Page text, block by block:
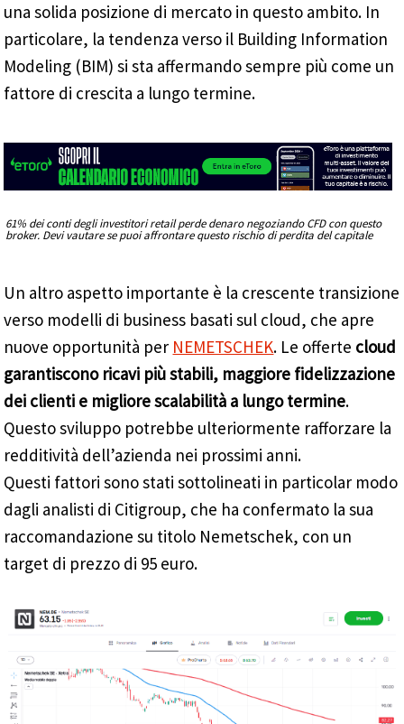
una solida posizione di mercato in questo ambito. In
particolare, la tendenza verso il Building Information
Modeling (BIM) si sta affermando sempre più come un
fattore di crescita a lungo termine.
61% dei conti degli investitori retail perde denaro negoziando CFD con questo
broker. Devi vautare se puoi affrontare questo rischio di perdita del capitale
Un altro aspetto importante è la crescente transizione
verso modelli di business basati sul cloud, che apre
nuove opportunità per NEMETSCHEK. Le offerte cloud
garantiscono ricavi più stabili, maggiore fidelizzazione
dei clienti e migliore scalabilità a lungo termine.
Questo sviluppo potrebbe ulteriormente rafforzare la
redditività dell’azienda nei prossimi anni.
Questi fattori sono stati sottolineati in particolar modo
dagli analisti di Citigroup, che ha confermato la sua
raccomandazione su titolo Nemetschek, con un
target di prezzo di 95 euro.